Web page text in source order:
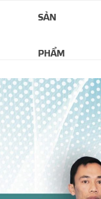
SẢN
PHẨM